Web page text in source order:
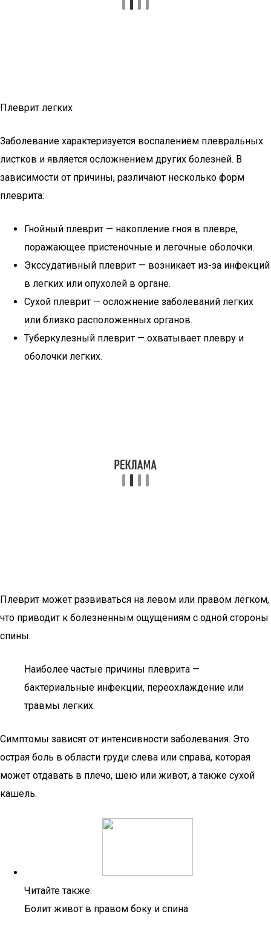
Плеврит легких
Заболевание характеризуется воспалением плевральных
листков и является осложнением других болезней. В
зависимости от причины, различают несколько форм
плеврита:
Гнойный плеврит — накопление гноя в плевре,
поражающее пристеночные и легочные оболочки.
Экссудативный плеврит — возникает из-за инфекций
в легких или опухолей в органе.
Сухой плеврит — осложнение заболеваний легких
или близко расположенных органов.
Туберкулезный плеврит — охватывает плевру и
оболочки легких.
Плеврит может развиваться на левом или правом легком,
что приводит к болезненным ощущениям с одной стороны
спины.
Наиболее частые причины плеврита —
бактериальные инфекции, переохлаждение или
травмы легких.
Симптомы зависят от интенсивности заболевания. Это
острая боль в области груди слева или справа, которая
может отдавать в плечо, шею или живот, а также сухой
кашель.
Читайте также:
Болит живот в правом боку и спина